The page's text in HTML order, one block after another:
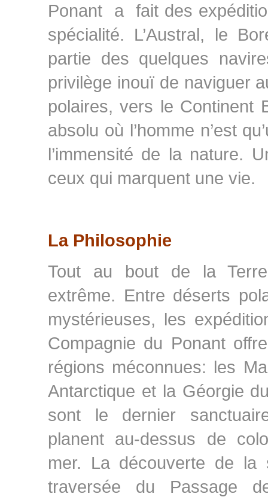
Ponant a fait des
spécialité. L’Austral, le
partie des quelques
privilège inouï de naviguer
polaires, vers le Continent
absolu où l’homme n’est
l’immensité de la nature.
ceux qui marquent une vie.
La Philosophie
Tout au bout de la
extrême. Entre déserts
mystérieuses, les
Compagnie du Ponant
régions méconnues: les
Antarctique et la Géorgie
sont le dernier
planent au-dessus de
mer. La découverte de la
traversée du Passage